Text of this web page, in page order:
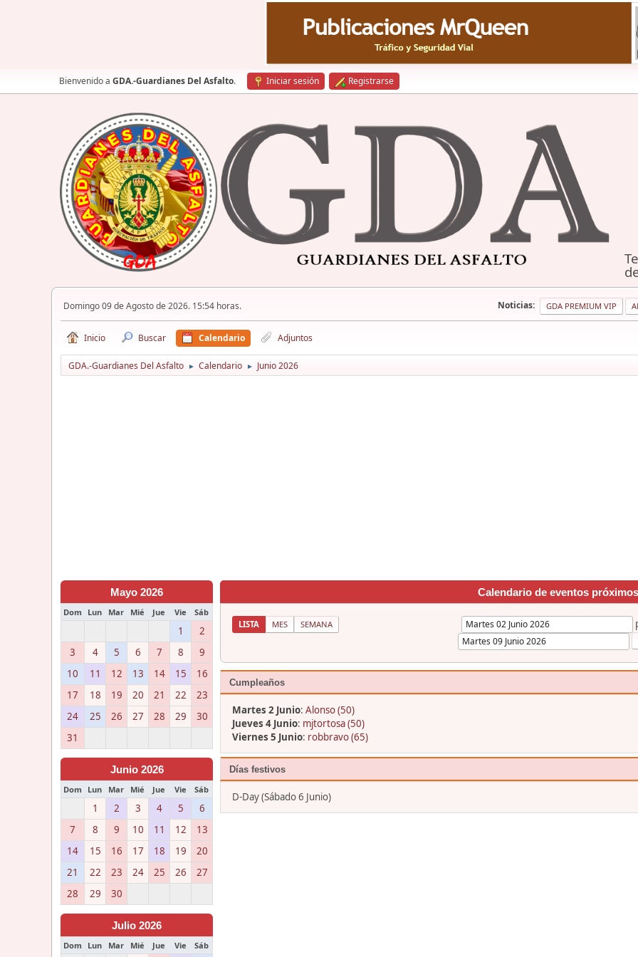
Bienvenido a GDA.-Guardianes Del Asfalto. Iniciar sesión Registrarse
Domingo 09 de Agosto de 2026. 15:54 horas. Noticias: GDA PREMIUM VIP
Inicio Buscar Calendario Adjuntos
GDA.-Guardianes Del Asfalto ► Calendario ► Junio 2026
Mayo 2026
Dom Lun Mar Mié Jue Vie Sáb
1
2
3
4 5 6 7 8
9
10
11 12 13 14 15
16
17
18 19 20 21 22
23
24
25 26 27 28 29
30
31
Junio 2026
Dom Lun Mar Mié Jue Vie Sáb
1 2 3 4 5
6
7
8 9 10 11 12
13
14
15 16 17 18 19
20
21
22 23 24 25 26
27
28
29 30
Julio 2026
Dom Lun Mar Mié Jue Vie Sáb
Calendario de eventos próximos
LISTA MES SEMANA
Cumpleaños
Martes 2 Junio: Alonso (50)
Jueves 4 Junio: mjtortosa (50)
Viernes 5 Junio: robbravo (65)
Días festivos
D-Day (Sábado 6 Junio)